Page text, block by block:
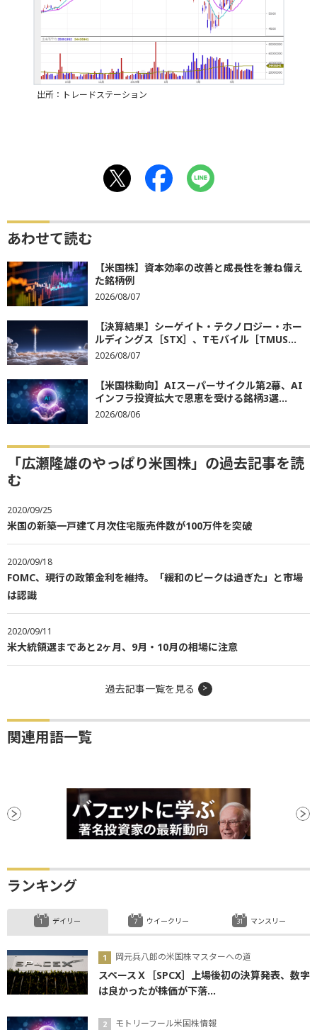
出所：トレードステーション
あわせて読む
【米国株】資本効率の改善と成長性を兼ね備え
た銘柄例
2026/08/07
【決算結果】シーゲイト・テクノロジー・ホー
ルディングス［STX］、Tモバイル［TMUS...
2026/08/07
【米国株動向】AIスーパーサイクル第2幕、AI
インフラ投資拡大で恩恵を受ける銘柄3選...
2026/08/06
「広瀬隆雄のやっぱり米国株」の過去記事を読
む
2020/09/25
米国の新築一戸建て月次住宅販売件数が100万件を突破
2020/09/18
FOMC、現行の政策金利を維持。「緩和のピークは過ぎた」と市場
は認識
2020/09/11
米大統領選まであと2ヶ月、9月・10月の相場に注意
過去記事一覧を見る
関連用語一覧
ランキング
デイリー
岡元兵八郎の米国株マスターへの道
スペースＸ［SPCX］上場後初の決算発表、数字
は良かったが株価が下落...
モトリーフール米国株情報
ウイークリー マンスリー